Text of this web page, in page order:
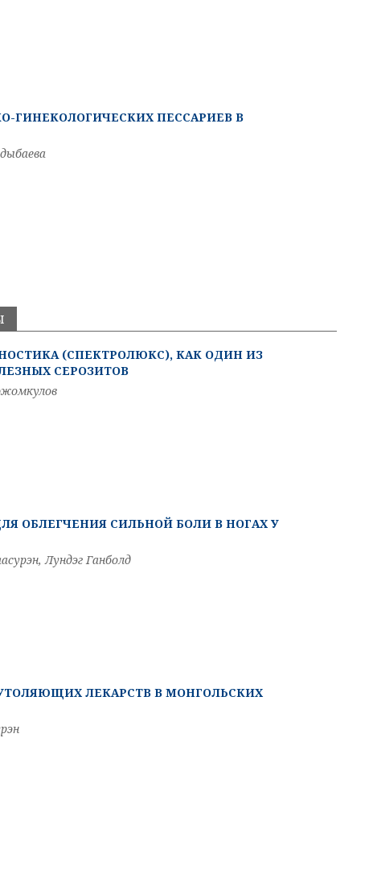
ГИНЕКОЛОГИЧЕСКИХ ПЕССАРИЕВ В
(СПЕКТРОЛЮКС), КАК ОДИН ИЗ
СЕРОЗИТОВ
ОБЛЕГЧЕНИЯ СИЛЬНОЙ БОЛИ В НОГАХ У
Лундэг Ганболд
ЛЕКАРСТВ В МОНГОЛЬСКИХ